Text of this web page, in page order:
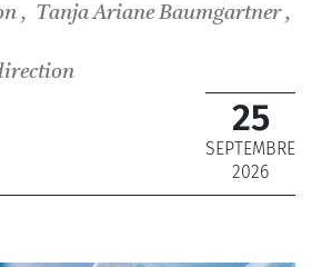
, Tanja Ariane Baumgartner ,
25
SEPTEMBRE
2026